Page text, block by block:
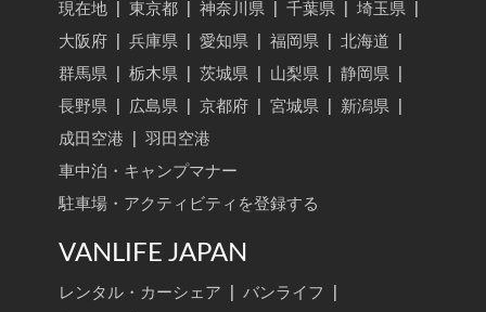
現在地 東京都 神奈川県 千葉県 埼玉県
大阪府
兵庫県 愛知県 福岡県 北海道
群馬県
栃木県 茨城県 山梨県 静岡県
長野県
広島県 京都府 宮城県 新潟県
成田空港
羽田空港
車中泊・キャンプマナー
駐車場・アクティビティを登録する
VANLIFE JAPAN
レンタル・カーシェア バンライフ